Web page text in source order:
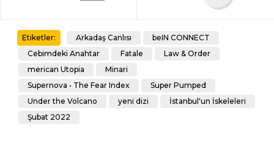
Etiketler: Arkadaş Canlısı
beIN CONNECT
Cebimdeki Anahtar
Fatale
Law & Order
merican Utopia
Minari
Supernova • The Fear Index
Super Pumped
Under the Volcano
yeni dizi
İstanbul'un İskeleleri
Şubat 2022